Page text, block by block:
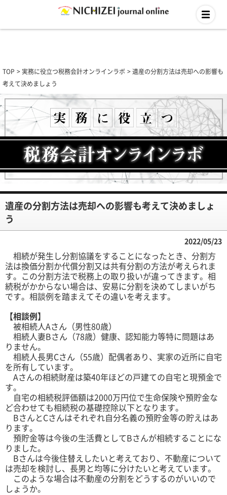
TOP 実務に役立つ税務会計オンラインラボ
遺産の分割方法は売却への影響も
考えて決めましょう
遺産の分割方法は売却への影響も考えて決めましょ
う
2022/05/23
相続が発生し分割協議をすることになったとき、分割方
法は換価分割か代償分割又は共有分割の方法が考えられま
す。この分割方法で税務上の取り扱いが違ってきます。相
続税がかからない場合は、安易に分割を決めてしまいがち
です。相談例を踏まえてその違いを考えます。
【相談例】
被相続人Aさん（男性80歳）
相続人妻Bさん（78歳）健康、認知能力等特に問題はあ
りません。
相続人長男Cさん（55歳）配偶者あり、実家の近所に自宅
を所有しています。
Aさんの相続財産は築40年ほどの戸建ての自宅と現預金で
す。
自宅の相続税評価額は2000万円位で生命保険や預貯金な
ど合わせても相続税の基礎控除以下となります。
BさんとCさんはそれぞれ自分名義の預貯金等の貯えはあ
ります。
預貯金等は今後の生活費としてBさんが相続することにな
りました。
Bさんは今後住替えしたいと考えており、不動産について
は売却を検討し、長男と均等に分けたいと考えています。
このような場合は不動産の分割をどうするのがいいので
しょうか。